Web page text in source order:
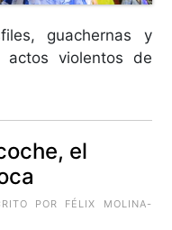
guachernas y
violentos de
el
POR FÉLIX MOLINA-